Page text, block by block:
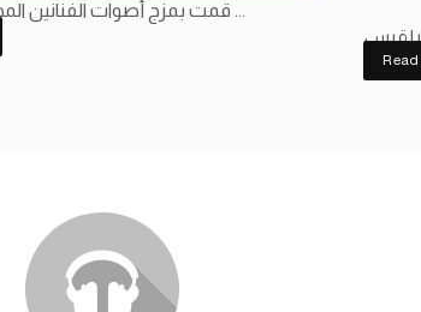
قمت بمزج أصوات الفنانين المحبوبين محمود ...